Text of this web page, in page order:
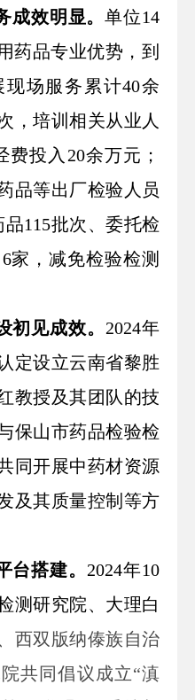
成效明显。单位14
药品专业优势，到
场服务累计40余
，培训相关从业人
费投入20余万元；
品等出厂检验人员
115批次、委托检
家，减免检验检测
初见成效。 2024年
定设立云南省黎胜
教授及其团队的技
保山市药品检验检
同开展中药材资源
及其质量控制等方
台搭建。 2024年10
测研究院、大理白
西双版纳傣族自治
共同倡议成立“滇